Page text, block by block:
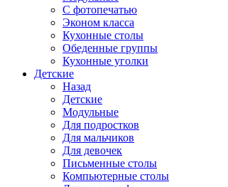
С фотопечатью
Эконом класса
Кухонные столы
Обеденные группы
Кухонные уголки
Детские
Назад
Детские
Модульные
Для подростков
Для мальчиков
Для девочек
Письменные столы
Компьютерные столы